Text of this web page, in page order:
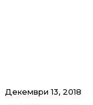
Декември 13, 2018